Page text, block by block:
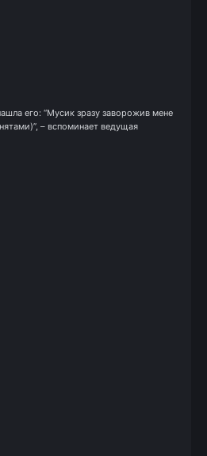
его: “Мусик зразу заворожив мене
– вспоминает ведущая